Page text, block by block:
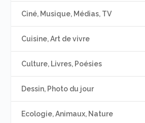
Ciné, Musique, Médias, TV
Cuisine, Art de vivre
Culture, Livres, Poésies
Dessin, Photo du jour
Ecologie, Animaux, Nature